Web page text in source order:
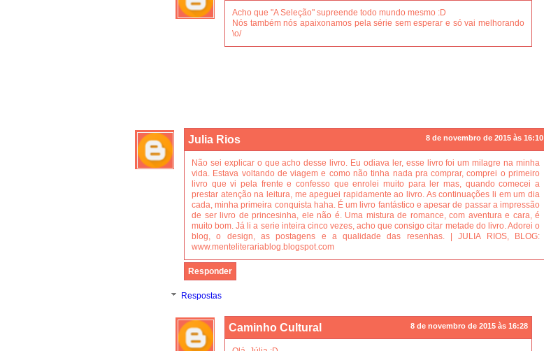
Acho que "A Seleção" supreende todo mundo mesmo :D
Nós também nós apaixonamos pela série sem esperar e só vai melhorando
\o/
Julia Rios 8 de novembro de 2015 às 16:10
Não sei explicar o que acho desse livro. Eu odiava ler, esse livro foi um milagre na minha
vida. Estava voltando de viagem e como não tinha nada pra comprar, comprei o primeiro
livro que vi pela frente e confesso que enrolei muito para ler mas, quando comecei a
prestar atenção na leitura, me apeguei rapidamente ao livro. As continuações li em um dia
cada, minha primeira conquista haha. É um livro fantástico e apesar de passar a impressão
de ser livro de princesinha, ele não é. Uma mistura de romance, com aventura e cara, é
muito bom. Já li a serie inteira cinco vezes, acho que consigo citar metade do livro. Adorei o
blog, o design, as postagens e a qualidade das resenhas. | JULIA RIOS, BLOG:
www.menteliterariablog.blogspot.com
Responder
Respostas
Caminho Cultural 8 de novembro de 2015 às 16:28